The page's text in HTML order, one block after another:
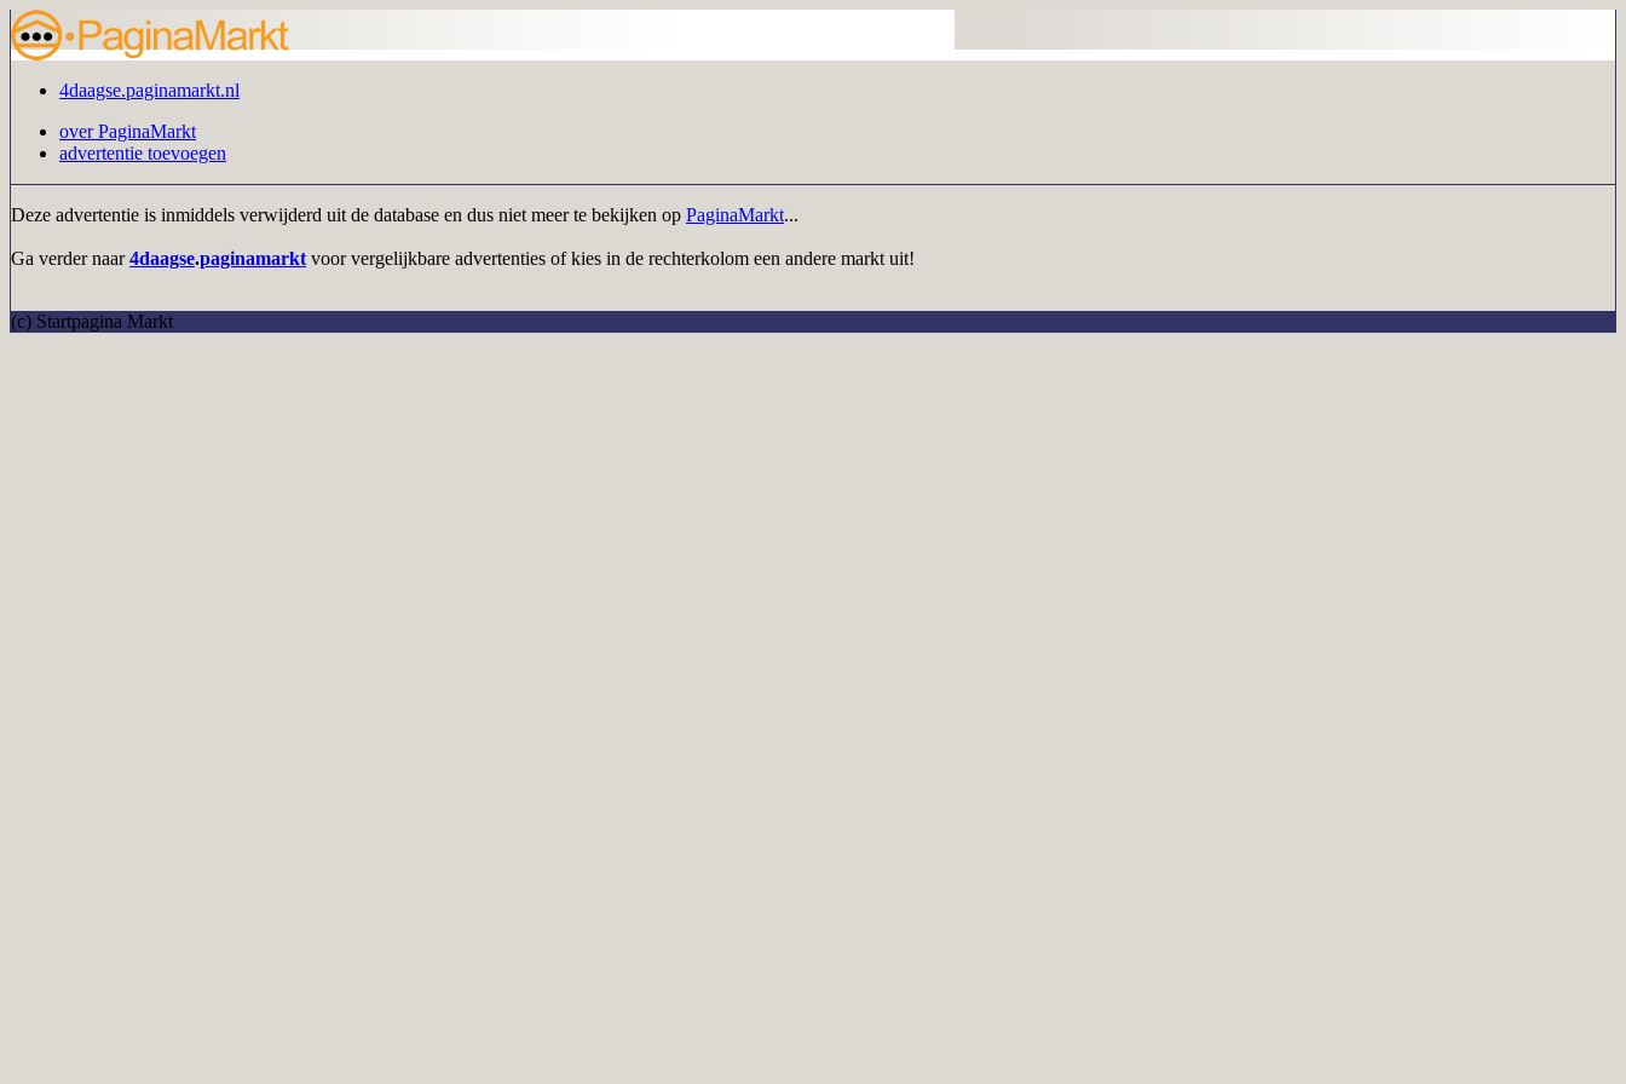
4daagse.paginamarkt.nl
over PaginaMarkt
advertentie toevoegen
Deze advertentie is inmiddels verwijderd uit de database en dus niet meer te bekijken op PaginaMarkt...
Ga verder naar4daagse.paginamarkt voor vergelijkbare advertenties of kies in de rechterkolom een andere markt uit!
(c) Startpagina Markt